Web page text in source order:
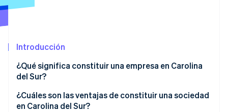
Sesiones de Stripe 2026
Mirar ahoraStripe App Marketplace
Introducción
¿Qué significa constituir una empresa en Carolina
del Sur?
¿Cuáles son las ventajas de constituir una sociedad
en Carolina del Sur?